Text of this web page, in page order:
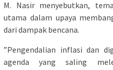
M. Nasir menyebutkan,
utama dalam upaya
dari dampak bencana.
​”Pengendalian inflasi dan
agenda yang saling